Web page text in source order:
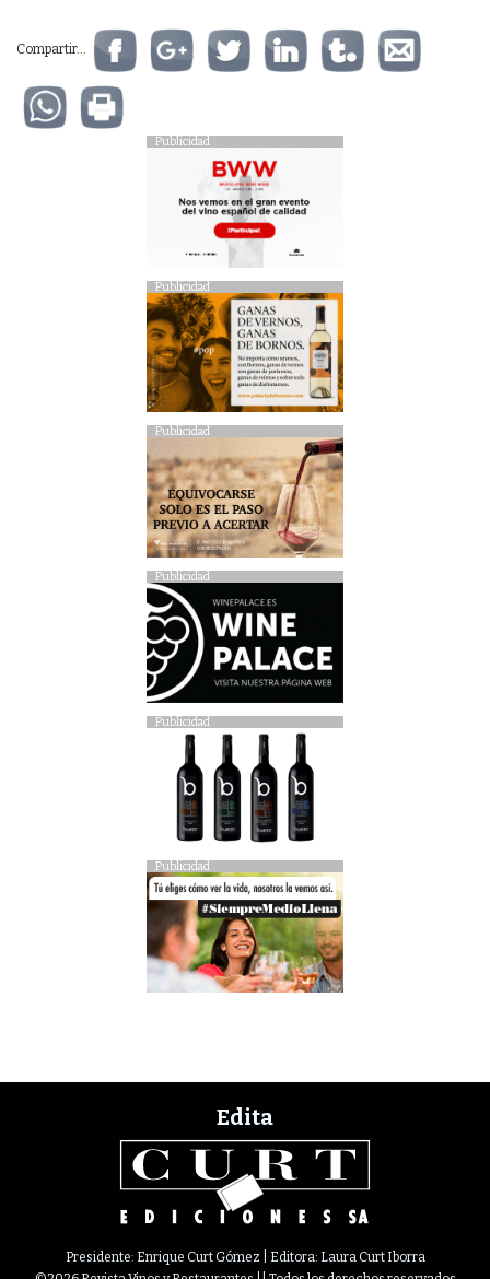
Compartir...
Publicidad
Publicidad
Publicidad
Publicidad
Publicidad
Publicidad
Edita
Presidente: Enrique Curt Gómez | Editora: Laura Curt Iborra